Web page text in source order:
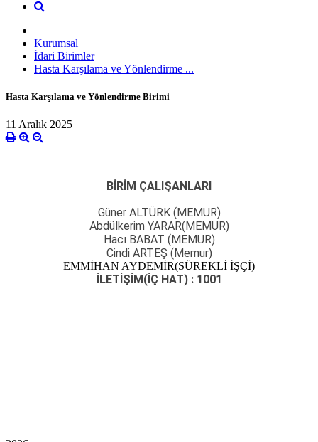
Kurumsal
İdari Birimler
Hasta Karşılama ve Yönlendirme ...
Hasta Karşılama ve Yönlendirme Birimi
11 Aralık 2025
BİRİM ÇALIŞANLARI
Güner ALTÜRK (MEMUR)
Abdülkerim YARAR(MEMUR)
Hacı BABAT (MEMUR)
Cindi ARTEŞ (Memur)
EMMİHAN AYDEMİR(SÜREKLİ İŞÇİ)
İLETİŞİM(İÇ HAT) : 1001